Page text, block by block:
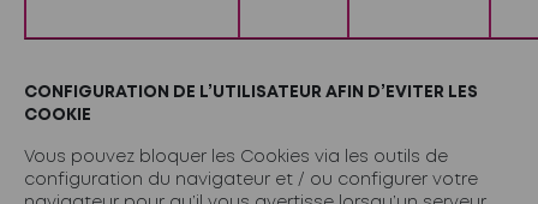
CONFIGURATION DE L’UTILISATEUR AFIN D’EVITER LES
COOKIE
Vous pouvez bloquer les Cookies via les outils de
configuration du navigateur et / ou configurer votre